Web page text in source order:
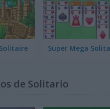
Super Mega
de Solitario